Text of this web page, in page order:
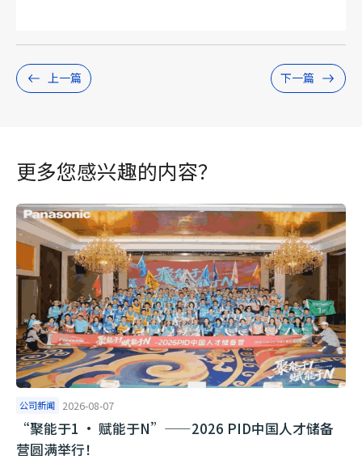
上一篇 下一篇
更多您感兴趣的内容？
公司新闻 2026-08-07
“聚能于1 · 赋能于N”——2026 PID中国人才储备
营圆满举行！